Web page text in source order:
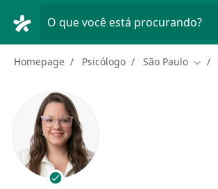
O que você está procurando?
Homepage Psicólogo São Paulo